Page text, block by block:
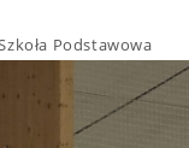
Podstawowa